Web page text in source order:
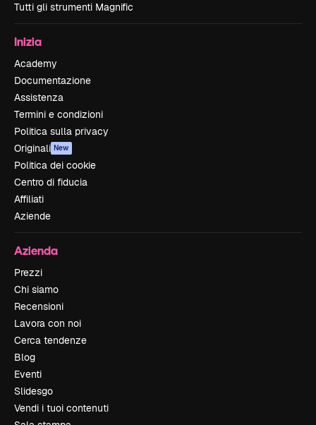
Tutti gli strumenti Magnific
Inizia
Academy
Documentazione
Assistenza
Termini e condizioni
Politica sulla privacy
Originali New
Politica dei cookie
Centro di fiducia
Affiliati
Aziende
Azienda
Prezzi
Chi siamo
Recensioni
Lavora con noi
Cerca tendenze
Blog
Eventi
Slidesgo
Vendi i tuoi contenuti